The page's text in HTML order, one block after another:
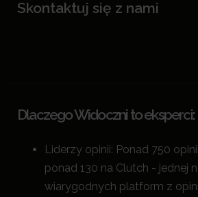
Skontaktuj się z nami
Dlaczego Widoczni to eksperci:
Liderzy opinii: Ponad 750
ponad 130 na Clutch - jednej
wiarygodnych platform z